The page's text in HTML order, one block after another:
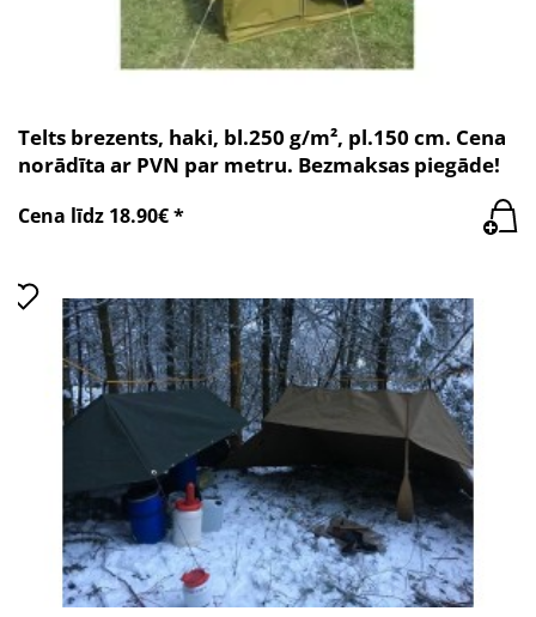
Telts brezents, haki, bl.250 g/m², pl.150 cm. Cena
norādīta ar PVN par metru. Bezmaksas piegāde!
Cena līdz 18.90€ *